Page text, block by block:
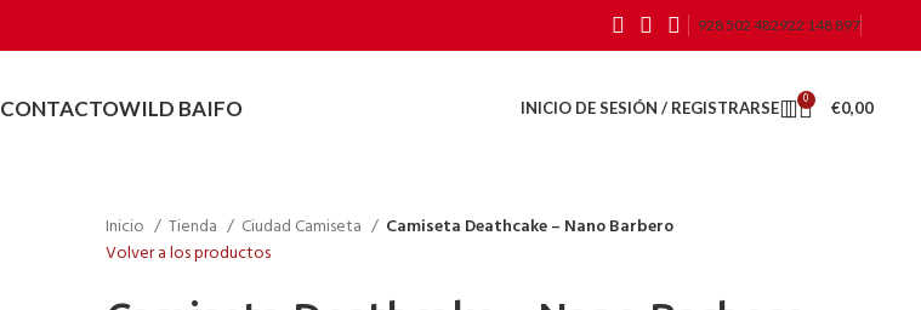
928 502 482922 148 897
CONTACTOWILD BAIFO INICIO DE SESIÓN / REGISTRARSE 0 €0,00
Inicio Tienda Ciudad Camiseta
Camiseta Deathcake – Nano Barbero
Volver a los productos